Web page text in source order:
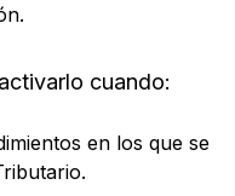
cuando:
en los que se